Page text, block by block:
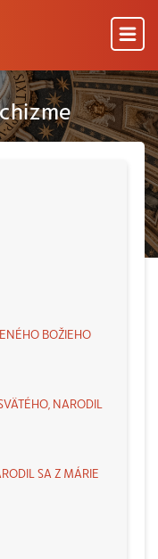
BOŽIEHO
NARODIL
SA Z MÁRIE